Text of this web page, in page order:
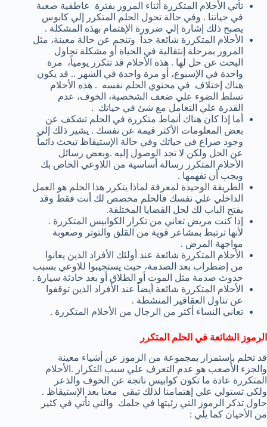
تأتي الأحلام المتكررة أثناء المرور بفترة عاطفية صعبة
في حياتنا . وفي حالة تحول الحلم المتكرر إلي كابوس
يصبح ذلك إشارة إلي ضرورة الإهتمام بهذه المشكلة .
الأحلام المتكررة شائعة جداً وتنجم عن حالة معينة، مثل
المرور بمرحلة إنتقالية في الحياة أو مشكلة تحاول
البحث عن حل لها . هذه الأحلام قد تتكرر يومياً، مرة
واحدة في الإسبوع، أو مرة واحدة في الشهر .. قد يكون
هناك إختلاف في محتوي الحلم نفسه . هذه الأحلام
تسلط الضوء علي ضعف الشخصية، الخوف، عدم
القدرة علي التعامل مع شئ في حياتك .
أما إذا كان هناك أنماط متكررة في الحلم تشكف عن
بعض المعلومات الأكثر قيمة عن نفسك . يشير ذلك إلي
وجود صراع في حياتك وفي حالة الإستيقاظ تبحث دائماً
عن الحل ولكن لا تجد الوصول إليه .وبعض رسائل
الأحلام المتكرر رسالة أساسية من اللاوعي الخاص بك
ويجب أن تفهمها .
الطريقة الوحيدة لمعرفة لماذا يتكرر هذا الحلم هو العمل
الداخلي علي نفسك فالحلم مخصص لك أنت فقط وقد
يفتح الباب لك لحل القضايا المختلفة.
إذا كنت مريض تعاني من تكرار الكوابيس المتكررة .
لأنها ترتبط بمشاعر قوية من القلق والتوتر وصعوبة
مواجهة المرض .
الأحلام المتكررة شائعة عند أولئك الأفراد الذين يعانوا
من إضطراب بعد الصدمة، حيث يستجيبوا للاوعي بسبب
حدوث صدمة مثل الموت أو الطلاق أو بعد حادثة سيارة .
الأحلام المتكررة شائعة أيضاً عند الأفراد الذين توقفوا
عن تناول العقاقير المنشطة .
تعاني النساء أكثر من الرجال من الأحلام المتكررة .
الرموز الشائعة في الحلم المتكرر
قد تحلم بإستمرار بمجموعة من الرموز عن أشياء معينة
والجزء الأصعب هو عدم التعرف علي سبب التكرار .الأحلام
المتكررة عادة ما تكون كوابيس ناتجة عن الخوف والذعر
ولكي تستولي علي إهتمامنا لذلك تبقي معنا بعد الإستيقاظ .
حاول تذكر الرموز التي رئيتها في حلمك والتي تأتي في كثير
من الأحيان كما يلي :